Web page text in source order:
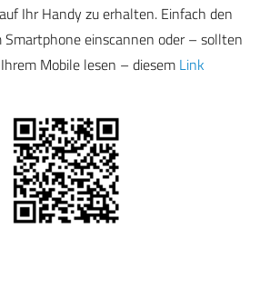
Ihr Handy zu erhalten. Einfach den
Smartphone einscannen oder – sollten
Mobile lesen – diesem Link